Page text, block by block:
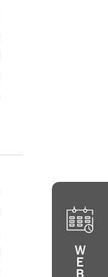
ＷＥＢ予約